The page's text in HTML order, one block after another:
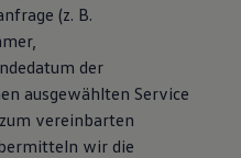
(z. B.
der
ausgewählten Service
vereinbarten
wir die